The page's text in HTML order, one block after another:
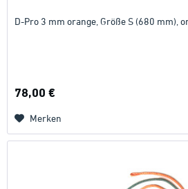
D-Pro 3 mm orange, Größe S (680 mm),
78,00 €
Merken